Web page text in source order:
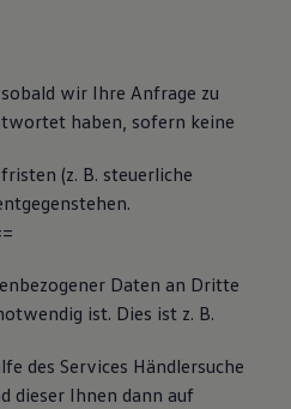
wir Ihre Anfrage zu
haben, sofern keine
(z. B. steuerliche
Daten an Dritte
ist. Dies ist z. B.
des Services Händlersuche
dieser Ihnen dann auf